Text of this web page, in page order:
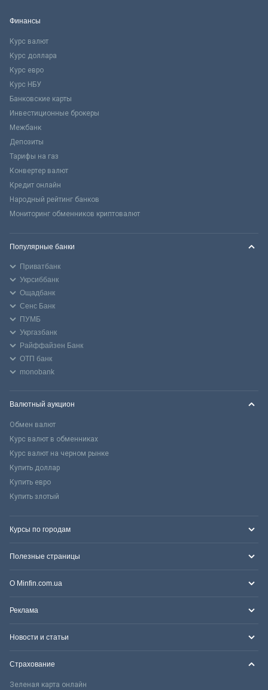
Финансы
Курс валют
Курс доллара
Курс евро
Курс НБУ
Банковские карты
Инвестиционные брокеры
Межбанк
Депозиты
Тарифы на газ
Конвертер валют
Кредит онлайн
Народный рейтинг банков
Мониторинг обменников криптовалют
Популярные банки
Приватбанк
Укрсиббанк
Ощадбанк
Сенс Банк
ПУМБ
Укргазбанк
Райффайзен Банк
ОТП банк
monobank
Валютный аукцион
Обмен валют
Курс валют в обменниках
Курс валют на черном рынке
Купить доллар
Купить евро
Купить злотый
Курсы по городам
Полезные страницы
О Minfin.com.ua
Реклама
Новости и статьи
Страхование
Зеленая карта онлайн